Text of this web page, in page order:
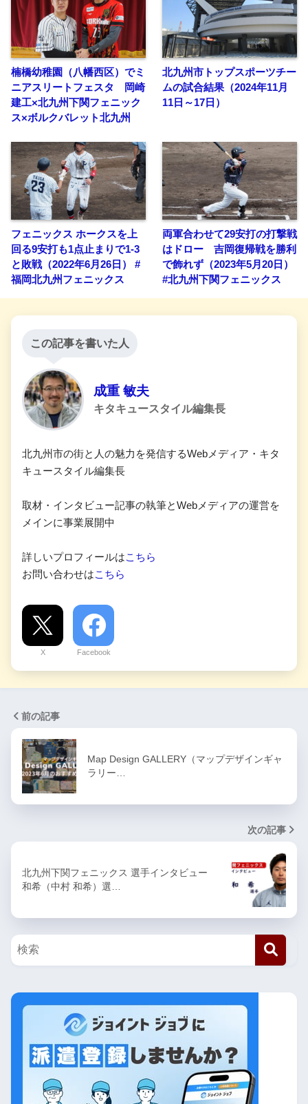
楠橋幼稚園（八幡西区）でミ
ニアスリートフェスタ 岡崎
建工×北九州下関フェニック
ス×ボルクバレット北九州
北九州市トップスポーツチー
ムの試合結果（2024年11月
11日～17日）
フェニックス ホークスを上
回る9安打も1点止まりで1-3
と敗戦（2022年6月26日） #
福岡北九州フェニックス
両軍合わせて29安打の打撃戦
はドロー 吉岡復帰戦を勝利
で飾れず（2023年5月20日）
#北九州下関フェニックス
この記事を書いた人
成重 敏夫
キタキュースタイル編集長
北九州市の街と人の魅力を発信するWebメディア・キタ
キュースタイル編集長
取材・インタビュー記事の執筆とWebメディアの運営を
メインに事業展開中
詳しいプロフィールはこちら
お問い合わせはこちら
X Facebook
前の記事
Map Design GALLERY（マップデザインギャ
ラリー…
次の記事
北九州下関フェニックス 選手インタビュー
和希（中村 和希）選…